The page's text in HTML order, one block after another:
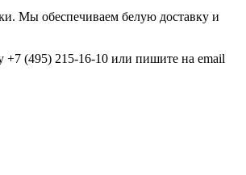
Мы обеспечиваем белую доставку и
+7 (495) 215-16-10 или пишите на email